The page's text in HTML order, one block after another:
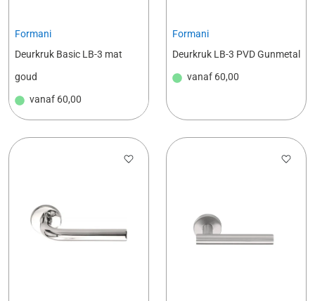
Formani
Deurkruk Basic LB-3 mat
goud
vanaf 60,00
Formani
Deurkruk LB-3 PVD Gunmetal
vanaf 60,00